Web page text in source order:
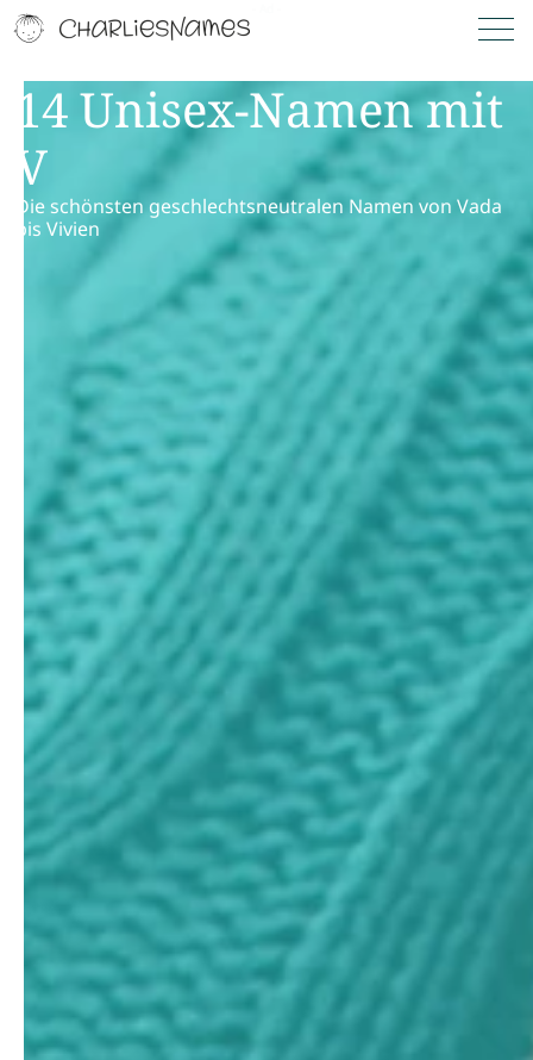
14 Unisex-Namen mit
V
Die schönsten geschlechtsneutralen Namen von Vada
bis Vivien